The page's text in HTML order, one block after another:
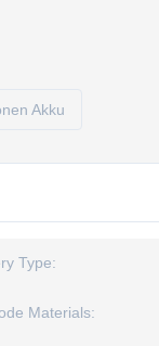
Akku
Type:
Materials: